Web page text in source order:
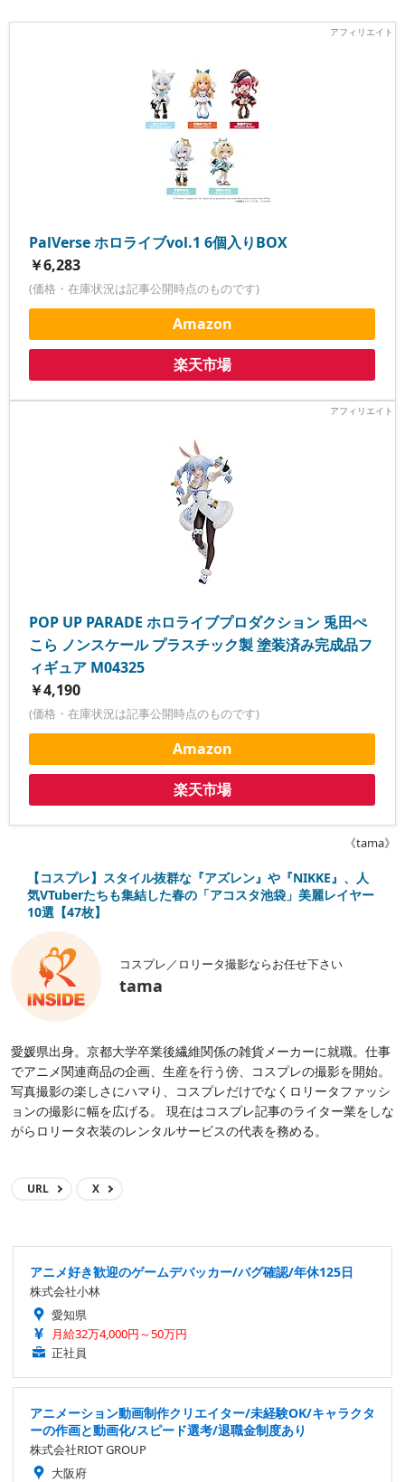
PalVerse ホロライブvol.1 6個入りBOX
￥6,283
(価格・在庫状況は記事公開時点のものです)
Amazon
楽天市場
POP UP PARADE ホロライブプロダクション 兎田ぺ
こら ノンスケール プラスチック製 塗装済み完成品フ
ィギュア M04325
￥4,190
(価格・在庫状況は記事公開時点のものです)
Amazon
楽天市場
《tama》
【コスプレ】スタイル抜群な『アズレン』や『NIKKE』、人
気VTuberたちも集結した春の「アコスタ池袋」美麗レイヤー
10選【47枚】
コスプレ／ロリータ撮影ならお任せ下さい
tama
愛媛県出身。京都大学卒業後繊維関係の雑貨メーカーに就職。仕事
でアニメ関連商品の企画、生産を行う傍、コスプレの撮影を開始。
写真撮影の楽しさにハマり、コスプレだけでなくロリータファッシ
ョンの撮影に幅を広げる。 現在はコスプレ記事のライター業をしな
がらロリータ衣装のレンタルサービスの代表を務める。
URL X
アニメ好き歓迎のゲームデバッカー/バグ確認/年休125日
株式会社小林
愛知県
月給32万4,000円～50万円
正社員
アニメーション動画制作クリエイター/未経験OK/キャラクタ
ーの作画と動画化/スピード選考/退職金制度あり
株式会社RIOT GROUP
大阪府